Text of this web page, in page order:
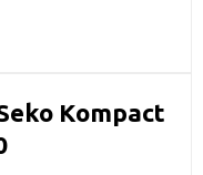
Kompact